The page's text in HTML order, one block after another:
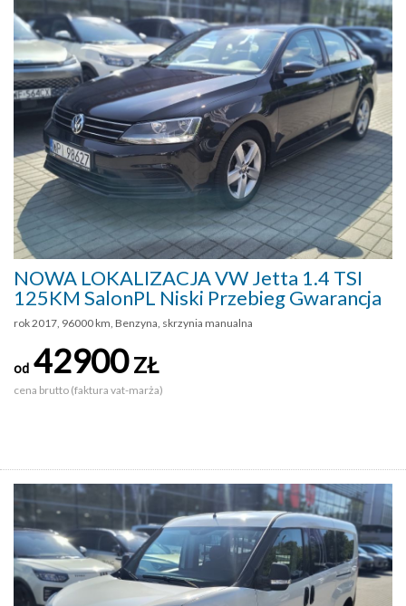
NOWA LOKALIZACJA VW Jetta 1.4 TSI
125KM SalonPL Niski Przebieg Gwarancja
rok 2017, 96000 km, Benzyna, skrzynia manualna
od 42900ZŁ
cena brutto (faktura vat-marża)